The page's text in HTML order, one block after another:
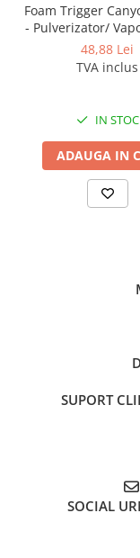
Foam Trigger
- Pulverizator/
Declansator
48,88 Lei
TVA inclus
IN STOC
ADAUGA IN
SUPORT
SOCIAL